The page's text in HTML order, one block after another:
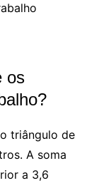
os
triângulo de
A soma
a 3,6